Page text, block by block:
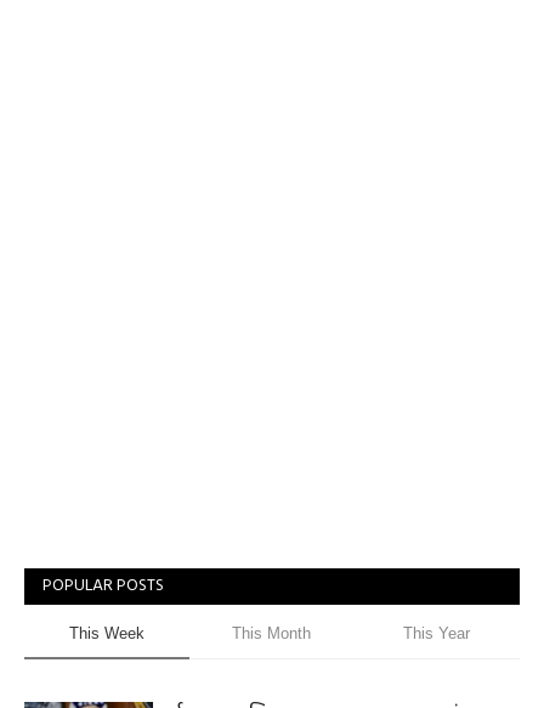
POPULAR POSTS
This Week This Month This Year